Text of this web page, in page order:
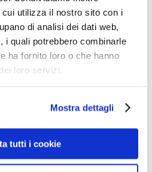
utilizza il nostro sito con i
di analisi dei dati web,
i quali potrebbero combinarle
ha fornito loro o che hanno
loro servizi.
Mostra dettagli
tutti i cookie
DAY
choice of hand drying method
#Handhygiene